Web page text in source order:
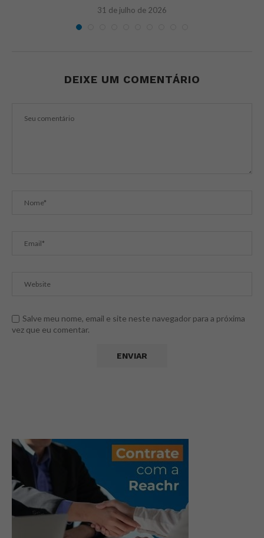
31 de julho de 2026
DEIXE UM COMENTÁRIO
Salve meu nome, email e site neste navegador para a próxima
vez que eu comentar.